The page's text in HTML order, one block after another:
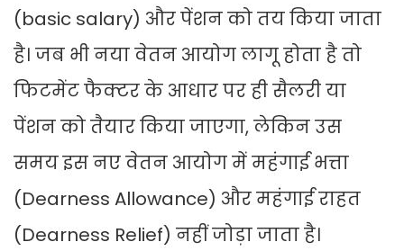
(basic salary) और पेंशन को तय किया जाता
है। जब भी नया वेतन आयोग लागू होता है तो
फिटमेंट फैक्टर के आधार पर ही सैलरी या
पेंशन को तैयार किया जाएगा, लेकिन उस
समय इस नए वेतन आयोग में महंगाई भत्ता
(Dearness Allowance) और महंगाई राहत
(Dearness Relief) नहीं जोड़ा जाता है।